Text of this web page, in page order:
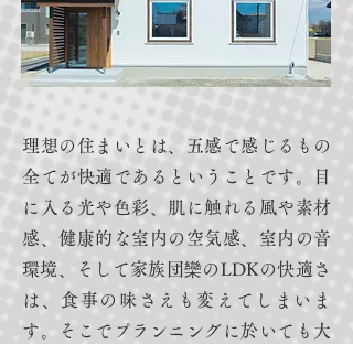
理想の住まいとは、五感で感じるもの
全てが快適であるということです。目
に入る光や色彩、肌に触れる風や素材
感、健康的な室内の空気感、室内の音
環境、そして家族団欒のLDKの快適さ
は、食事の味さえも変えてしまいま
す。そこでプランニングに於いても大